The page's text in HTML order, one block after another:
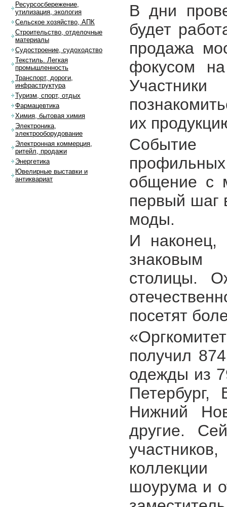
В дни
будет
продажа
фокусом
их
Событие
общение с
первый шаг
моды.
И наконец,
знаковым
столицы.
посетят
получил
одежды из
Петербург,
Нижний
другие.
шоурума и
Ресурсосбережение,
утилизация, экология
Сельское хозяйство, АПК
Строительство, отделочные
материалы
Судостроение, судоходство
Текстиль. Легкая
промышленность
Транспорт, дороги,
инфраструктура
Туризм, спорт, отдых
Фармацевтика
Химия, бытовая химия
Электроника,
электрооборудование
Электронная коммерция,
ритейл, продажи
Энергетика
Ювелирные выставки и
антиквариат